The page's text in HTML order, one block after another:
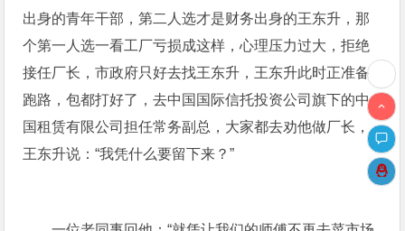
出身的青年干部，第二人选才是财务出身的王东升，那
个第一人选一看工厂亏损成这样，心理压力过大，拒绝
接任厂长，市政府只好去找王东升，王东升此时正准备
跑路，包都打好了，去中国国际信托投资公司旗下的中
国租赁有限公司担任常务副总，大家都去劝他做厂长，
王东升说：“我凭什么要留下来？”